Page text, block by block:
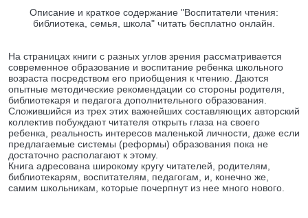
Описание и краткое содержание "Воспитатели чтения:
библиотека, семья, школа" читать бесплатно онлайн.
На страницах книги с разных углов зрения рассматривается
современное образование и воспитание ребенка школьного
возраста посредством его приобщения к чтению. Даются
опытные методические рекомендации со стороны родителя,
библиотекаря и педагога дополнительного образования.
Сложившийся из трех этих важнейших составляющих авторский
коллектив побуждают читателя открыть глаза на своего
ребенка, реальность интересов маленькой личности, даже если
предлагаемые системы (реформы) образования пока не
достаточно располагают к этому.
Книга адресована широкому кругу читателей, родителям,
библиотекарям, воспитателям, педагогам, и, конечно же,
самим школьникам, которые почерпнут из нее много нового.